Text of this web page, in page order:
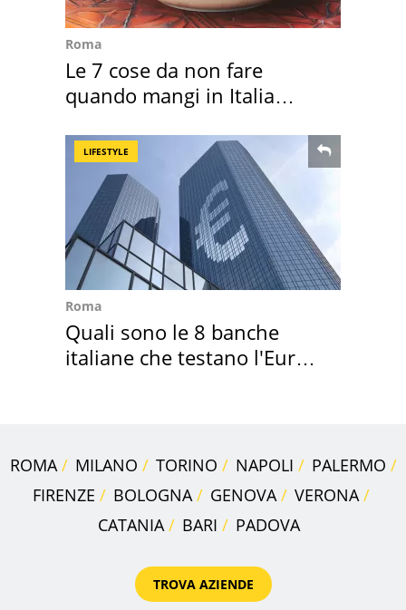
Roma
Le 7 cose da non fare
quando mangi in Italia
LIFESTYLE
Roma
Quali sono le 8 banche
italiane che testano l'Euro
ROMA MILANO TORINO NAPOLI
PALERMO
FIRENZE
BOLOGNA GENOVA
VERONA
CATANIA
BARI PADOVA
TROVA AZIENDE